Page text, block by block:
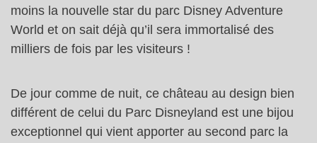
moins la nouvelle star du parc Disney Adventure
World et on sait déjà qu’il sera immortalisé des
milliers de fois par les visiteurs !
De jour comme de nuit, ce château au design bien
différent de celui du Parc Disneyland est une bijou
exceptionnel qui vient apporter au second parc la